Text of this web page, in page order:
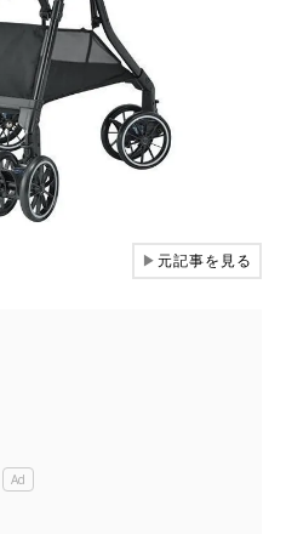
▶元記事を見る